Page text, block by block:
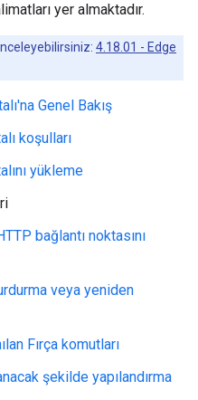
yer almaktadır.
4.18.01 - Edge
Genel Bakış
koşulları
yükleme
bağlantı noktasını
veya yeniden
Fırça komutları
şekilde yapılandırma